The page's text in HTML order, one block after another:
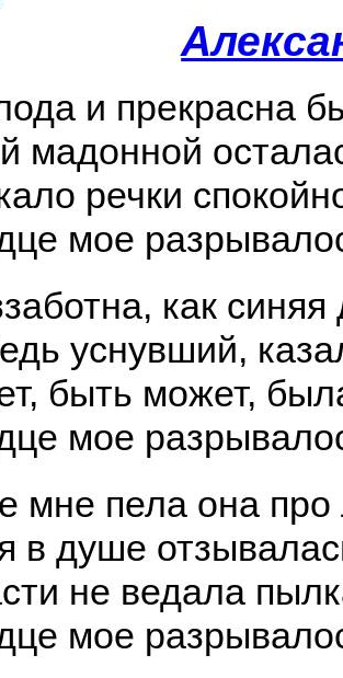
и прекрасна
мадонной
речки
мое
как синяя
уснувший,
быть может,
мое
мне пела она
в душе
не ведала
мое